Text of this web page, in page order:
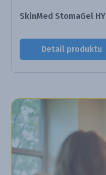
SkinMed StomaGel HY
Detail produktu